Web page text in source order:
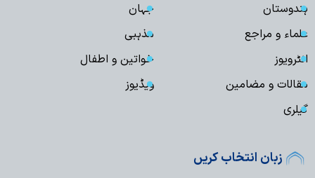
ہندوستان
جہان
علماء و مراجع
مذہبی
انٹرویوز
خواتین و اطفال
مقالات و مضامین
ویڈیوز
گیلری
زبان انتخاب کریں